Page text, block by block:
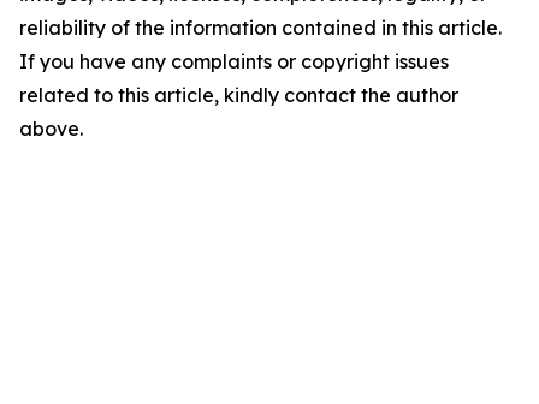
reliability of the information contained in this article.
If you have any complaints or copyright issues
related to this article, kindly contact the author
above.